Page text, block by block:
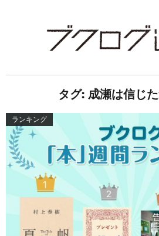
タグ: 成瀬は信じ
ランキング